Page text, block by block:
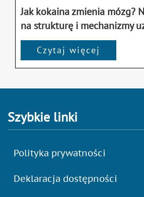
Jak kokaina zmienia mózg?
na strukturę i mechanizmy
Czytaj więcej
Szybkie linki
Polityka prywatności
Deklaracja dostępności